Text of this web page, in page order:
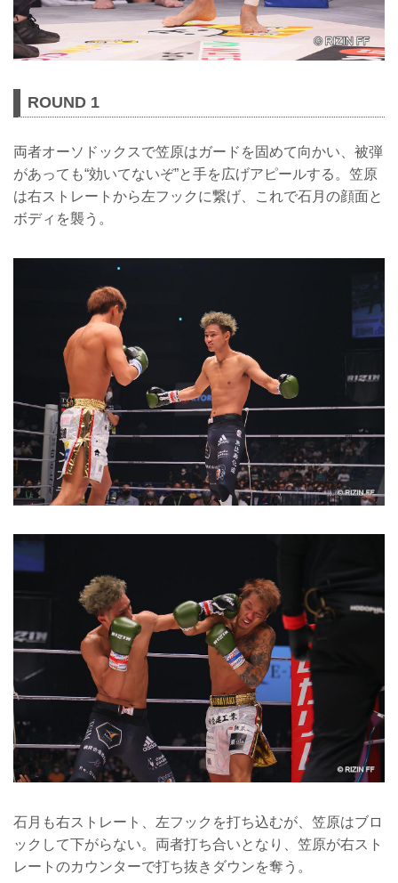
ROUND 1
両者オーソドックスで笠原はガードを固めて向かい、被弾
があっても“効いてないぞ”と手を広げアピールする。笠原
は右ストレートから左フックに繋げ、これで石月の顔面と
ボディを襲う。
石月も右ストレート、左フックを打ち込むが、笠原はブロ
ックして下がらない。両者打ち合いとなり、笠原が右スト
レートのカウンターで打ち抜きダウンを奪う。